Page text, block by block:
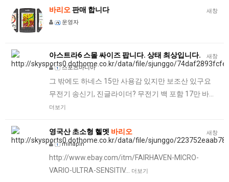
새창
바리오 판매 합니다
운영자
새창
아스트라6 스몰 싸이즈 팝니다. 상태 최상입니다.
스포츠마니아
그 밖에도 하네스 15만 사용감 있지만 보조산 있구요
무전기 송신기, 진글라이더? 무전기 백 포함 17만 바…
더보기
새창
영국산 초소형 헬멧 바리오
minapin
http://www.ebay.com/itm/FAIRHAVEN-MICRO-
VARIO-ULTRA-SENSITIV…
더보기